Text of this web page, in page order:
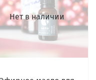
Нет в наличии